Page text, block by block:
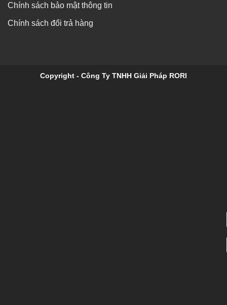
Chính sách bảo mật thông tin
Chính sách đổi trả hàng
Copyright - Công Ty TNHH Giải Pháp RORI